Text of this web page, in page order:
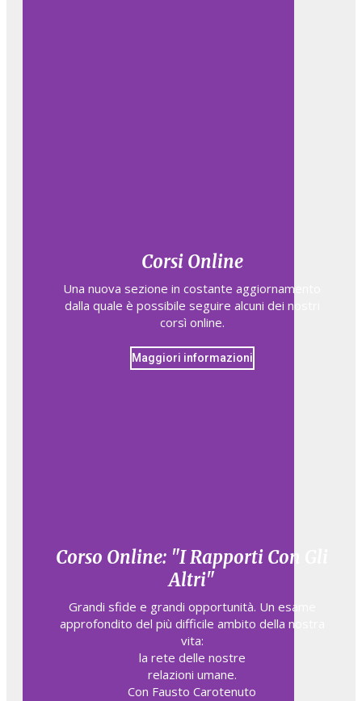
Corsi Online
Una nuova sezione in costante aggiornamento
dalla quale è possibile seguire alcuni dei nostri
corsì online.
Maggiori informazioni
Corso Online: "I Rapporti Con Gli
Altri"
Grandi sfide e grandi opportunità. Un esame
approfondito del più difficile ambito della nostra
vita:
la rete delle nostre
relazioni umane.
Con Fausto Carotenuto